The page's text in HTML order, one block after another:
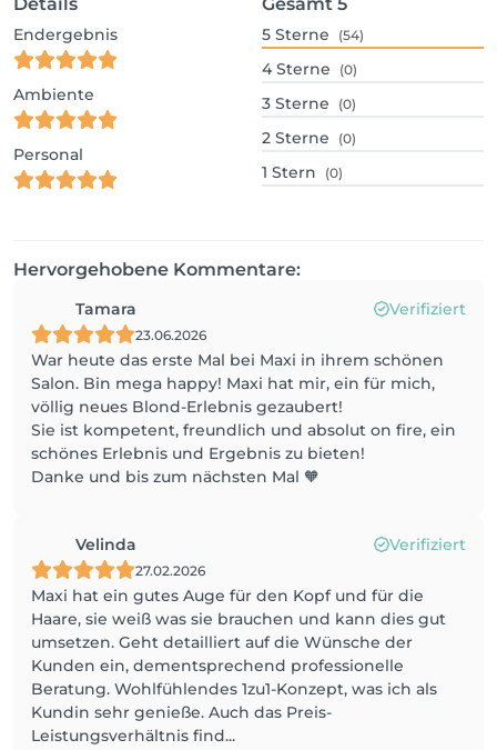
Endergebnis
Ambiente
Personal
5 Sterne (54)
4 Sterne (0)
3 Sterne (0)
2 Sterne (0)
1 Stern (0)
Hervorgehobene Kommentare:
Tamara Verifiziert
23.06.2026
War heute das erste Mal bei Maxi in ihrem schönen
Salon. Bin mega happy! Maxi hat mir, ein für mich,
völlig neues Blond-Erlebnis gezaubert!
Sie ist kompetent, freundlich und absolut on fire, ein
schönes Erlebnis und Ergebnis zu bieten!
Danke und bis zum nächsten Mal 🧡
Velinda Verifiziert
27.02.2026
Maxi hat ein gutes Auge für den Kopf und für die
Haare, sie weiß was sie brauchen und kann dies gut
umsetzen. Geht detailliert auf die Wünsche der
Kunden ein, dementsprechend professionelle
Beratung. Wohlfühlendes 1zu1-Konzept, was ich als
Kundin sehr genieße. Auch das Preis-
Leistungsverhältnis find...